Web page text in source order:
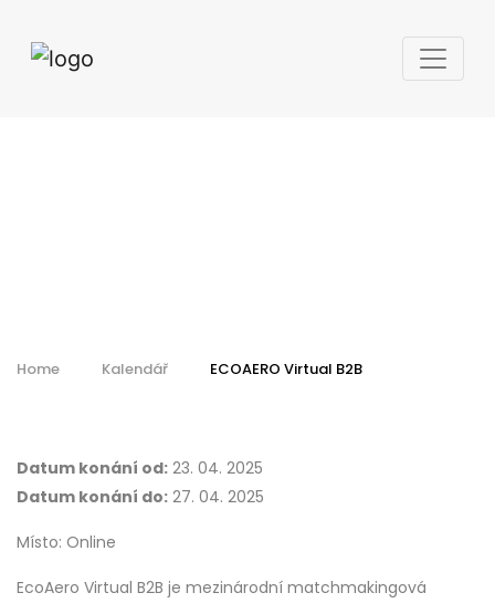
Home Kalendář ECOAERO Virtual B2B
Datum konání od: 23. 04. 2025
Datum konání do: 27. 04. 2025
Místo: Online
EcoAero Virtual B2B je mezinárodní matchmakingová